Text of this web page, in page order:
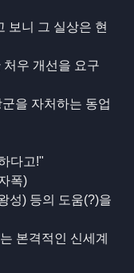
보니 그 실상은 현
우 개선을 요구
을 자처하는 동업
다고!"
폭)
성) 등의 도움(?)을
본격적인 신세계